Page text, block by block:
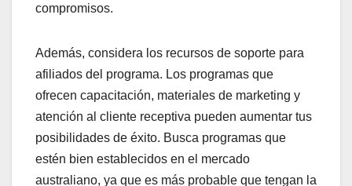
compromisos.
Además, considera los recursos de soporte para
afiliados del programa. Los programas que
ofrecen capacitación, materiales de marketing y
atención al cliente receptiva pueden aumentar tus
posibilidades de éxito. Busca programas que
estén bien establecidos en el mercado
australiano, ya que es más probable que tengan la